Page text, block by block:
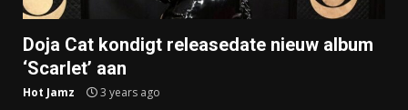
Doja Cat kondigt releasedate nieuw album
‘Scarlet’ aan
Hot Jamz 3 years ago